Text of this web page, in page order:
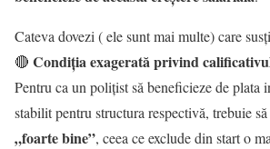
Cateva dovezi ( ele sunt mai multe) care
🔴 Condiția exagerată privind
Pentru ca un polițist să beneficieze de plata
stabilit pentru structura respectivă, trebuie
„foarte bine”, ceea ce exclude din start o